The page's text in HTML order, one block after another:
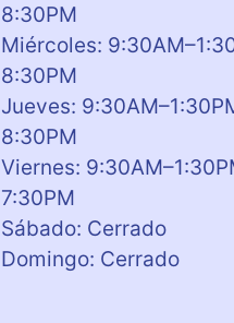
8:30PM
Miércoles:
8:30PM
Jueves:
8:30PM
Viernes:
7:30PM
Sábado: Cerrado
Domingo: Cerrado